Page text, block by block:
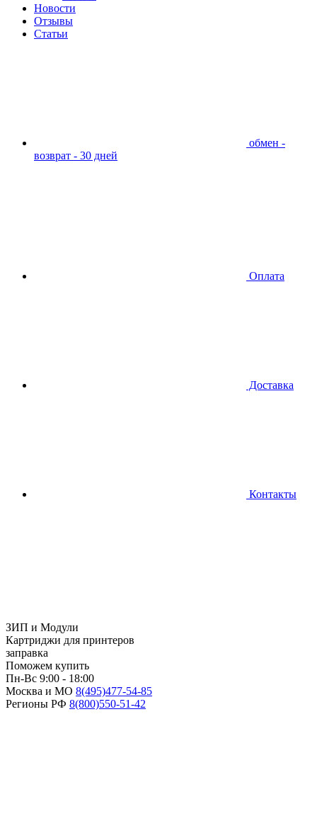
Новости
Отзывы
Статьи
обмен -
возврат - 30 дней
Оплата
Доставка
Контакты
ЗИП и Модули
Картриджи для принтеров
заправка
Поможем купить
Пн-Вс 9:00 - 18:00
Москва и МО 8(495)477-54-85
Регионы РФ 8(800)550-51-42